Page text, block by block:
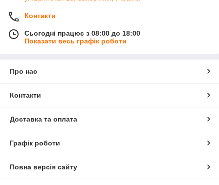
Контакти
Сьогодні працює з 08:00 до 18:00
Показати весь графік роботи
Про нас
Контакти
Доставка та оплата
Графік роботи
Повна версія сайту